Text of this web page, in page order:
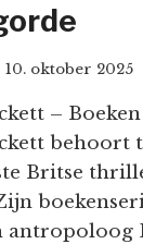
10. oktober 2025
–
behoort
Britse
antropoloog